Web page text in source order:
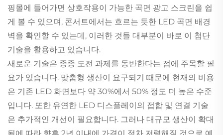
핑몰에 들어가면 상호작용이 가능한 곡면 광고 스크린을 쉽
게 볼 수 있으며, 콘서트에서는 흐르는 듯한 LED 곡면 배경
벽을 확인할 수 있는데, 이러한 것들 대부분이 바로 이 첨단
기술을 활용하고 있습니다.
새로운 기술은 종종 도전 과제를 동반한다는 점에 주목할 필
요가 있습니다. 맞춤형 생산이 요구되기 때문에 현재의 비용
은 기존 LED 화면보다 약 30%에서 50% 정도 더 높은 수준
입니다. 또한 유연한 LED 디스플레이의 접합 및 연결 기술
은 추가적인 개선이 필요합니다. 그러나 대규모 생산이 확대